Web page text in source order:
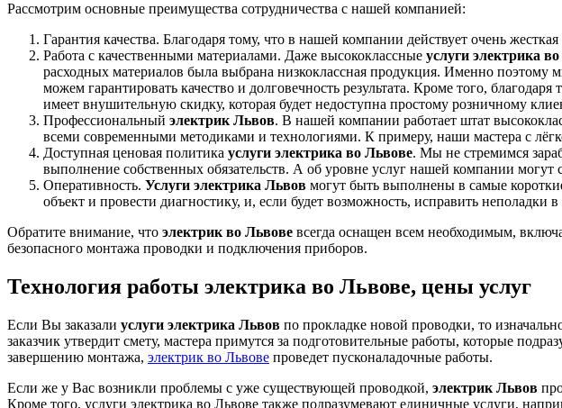
Рассмотрим основные преимущества сотрудничества с нашей компанией:
Гарантия качества. Благодаря тому, что в нашей компании действует очень
Работа с качественными материалами. Даже высококлассные услуги электрика
расходных материалов была выбрана низкоклассная продукция. Именно поэтому
можем гарантировать качество и долговечность результата. Кроме того,
имеет внушительную скидку, которая будет недоступна простому розничному
Профессиональный электрик Львов. В нашей компании работает штат
всеми современными методиками и технологиями. К примеру, наши мастера с
Доступная ценовая политика услуги электрика во Львове. Мы не стремимся
выполнение собственных обязательств. А об уровне услуг нашей компании
Оперативность. Услуги электрика Львов могут быть выполнены в самые
объект и провести диагностику, и, если будет возможность, исправить неполадки в
Обратите внимание, что электрик во Львове всегда оснащен всем необходимым,
безопасного монтажа проводки и подключения приборов.
Технология работы электрика во Львове, цены услуг
Если Вы заказали услуги электрика Львов по прокладке новой проводки, то
заказчик утвердит смету, мастера примутся за подготовительные работы, которые
завершению монтажа, электрик во Львове проведет пусконаладочные работы.
Если же у Вас возникли проблемы с уже существующей проводкой, электрик Львов
Кроме того, услуги электрика во Львове также подразумевают единичные услуги,